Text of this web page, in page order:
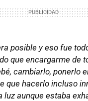
posible y eso fue
que encargarme de
cambiarlo, ponerlo
que hacerlo incluso
luz aunque estaba